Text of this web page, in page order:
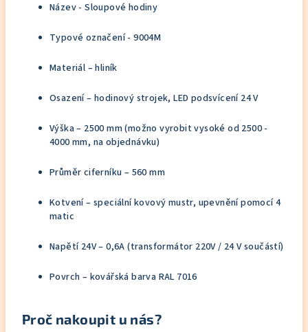
Název - Sloupové hodiny
Typové označení - 9004M
Materiál – hliník
Osazení – hodinový strojek, LED podsvícení 24 V
Výška – 2500 mm (možno vyrobit vysoké od 2500 -
4000 mm, na objednávku)
Průměr ciferníku – 560 mm
Kotvení – speciální kovový mustr, upevnění pomocí 4
matic
Napětí 24V – 0,6A (transformátor 220V / 24 V součástí)
Povrch – kovářská barva RAL 7016
Proč nakoupit u nás?